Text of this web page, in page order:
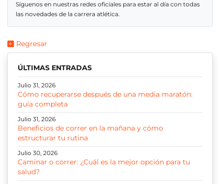
Síguenos en nuestras redes oficiales para estar al día con todas
las novedades de la carrera atlética.
Regresar
ÚLTIMAS ENTRADAS
Julio 31, 2026
Cómo recuperarse después de una media maratón:
guía completa
Julio 31, 2026
Beneficios de correr en la mañana y cómo
estructurar tu rutina
Julio 30, 2026
Caminar o correr: ¿Cuál es la mejor opción para tu
salud?